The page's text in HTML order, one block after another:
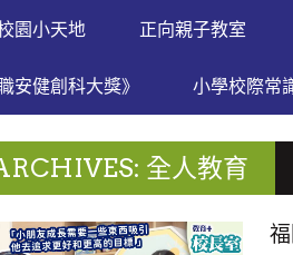
園小天地 正向親子教室
安健創科大獎》 小學校際常
全人教育